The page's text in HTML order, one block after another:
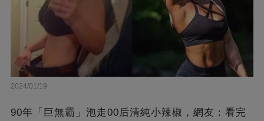
2024/01/19
90年「巨無霸」泡走00后清純小辣椒，網友：看完